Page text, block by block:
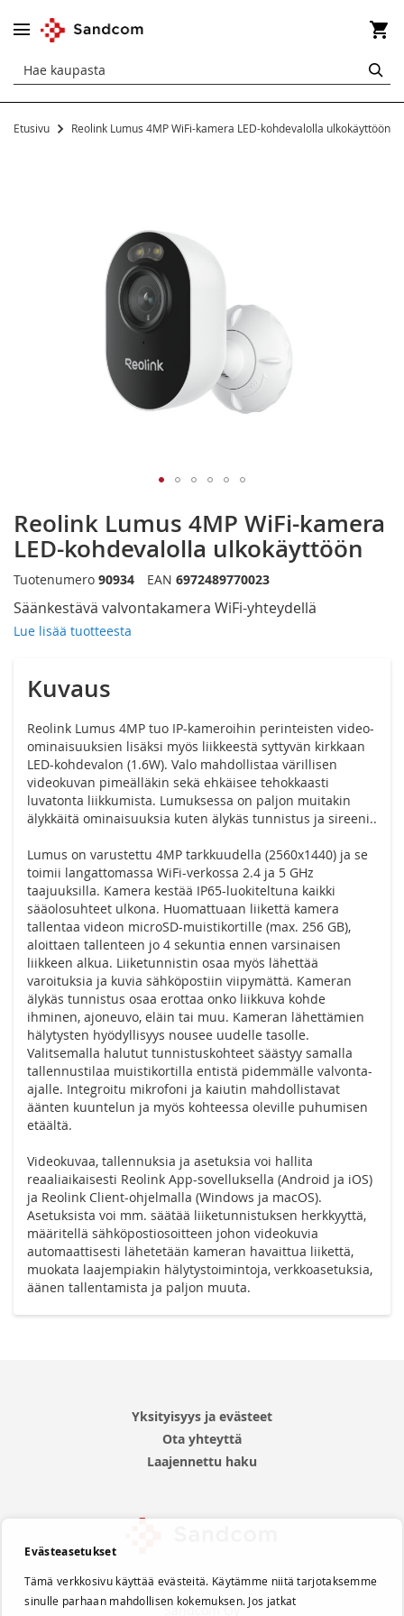
Etusivu Reolink Lumus 4MP WiFi-kamera LED-kohdevalolla ulkokäyttöön
kuvagallerian
alkuun
Reolink Lumus 4MP WiFi-kamera
LED-kohdevalolla ulkokäyttöön
Säänkestävä valvontakamera WiFi-yhteydellä
Lue lisää tuotteesta
Tuotenumero 90934 EAN 6972489770023
Kuvaus
Reolink Lumus 4MP tuo IP-kameroihin perinteisten video-
ominaisuuksien lisäksi myös liikkeestä syttyvän kirkkaan
LED-kohdevalon (1.6W). Valo mahdollistaa värillisen
videokuvan pimeälläkin sekä ehkäisee tehokkaasti
luvatonta liikkumista. Lumuksessa on paljon muitakin
älykkäitä ominaisuuksia kuten älykäs tunnistus ja sireeni..
Lumus on varustettu 4MP tarkkuudella (2560x1440) ja se
toimii langattomassa WiFi-verkossa 2.4 ja 5 GHz
taajuuksilla. Kamera kestää IP65-luokiteltuna kaikki
sääolosuhteet ulkona. Huomattuaan liikettä kamera
tallentaa videon microSD-muistikortille (max. 256 GB),
aloittaen tallenteen jo 4 sekuntia ennen varsinaisen
liikkeen alkua. Liiketunnistin osaa myös lähettää
varoituksia ja kuvia sähköpostiin viipymättä. Kameran
älykäs tunnistus osaa erottaa onko liikkuva kohde
ihminen, ajoneuvo, eläin tai muu. Kameran lähettämien
hälytysten hyödyllisyys nousee uudelle tasolle.
Valitsemalla halutut tunnistuskohteet säästyy samalla
tallennustilaa muistikortilla entistä pidemmälle valvonta-
ajalle. Integroitu mikrofoni ja kaiutin mahdollistavat
äänten kuuntelun ja myös kohteessa oleville puhumisen
etäältä.
Videokuvaa, tallennuksia ja asetuksia voi hallita
reaaliaikaisesti Reolink App-sovelluksella (Android ja iOS)
ja Reolink Client-ohjelmalla (Windows ja macOS).
Asetuksista voi mm. säätää liiketunnistuksen herkkyyttä,
määritellä sähköpostiosoitteen johon videokuvia
automaattisesti lähetetään kameran havaittua liikettä,
muokata laajempiakin hälytystoimintoja, verkkoasetuksia,
äänen tallentamista ja paljon muuta.
Sandcom Oy
Yksityisyys ja evästeet
Ota yhteyttä
Laajennettu haku
Evästeasetukset
Tämä verkkosivu käyttää evästeitä. Käytämme niitä tarjotaksemme
sinulle parhaan mahdollisen kokemuksen. Jos jatkat